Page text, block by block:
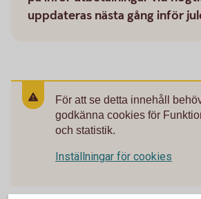
uppdateras nästa gång inför
För att se detta innehåll
godkänna cookies för
och statistik.
Inställningar för cookies